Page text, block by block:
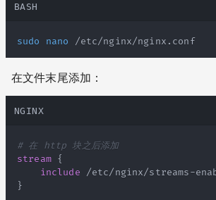
BASH
sudo nano /etc/nginx/nginx.conf
在文件末尾添加：
NGINX
# 在 http 块之后添加
stream {
include /etc/nginx/streams-
}